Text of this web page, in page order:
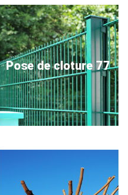
Pose de cloture 77